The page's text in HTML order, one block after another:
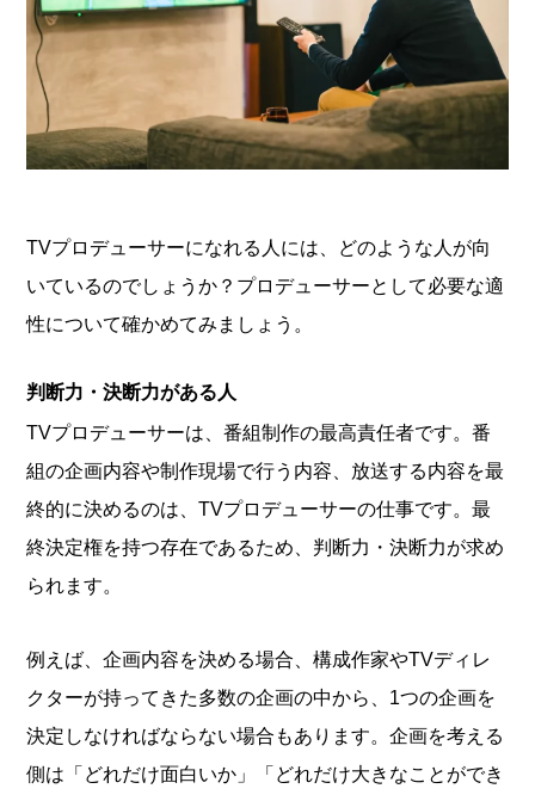
TVプロデューサーになれる人には、どのような人が向
いているのでしょうか？プロデューサーとして必要な適
性について確かめてみましょう。
判断力・決断力がある人
TVプロデューサーは、番組制作の最高責任者です。番
組の企画内容や制作現場で行う内容、放送する内容を最
終的に決めるのは、TVプロデューサーの仕事です。最
終決定権を持つ存在であるため、判断力・決断力が求め
られます。
例えば、企画内容を決める場合、構成作家やTVディレ
クターが持ってきた多数の企画の中から、1つの企画を
決定しなければならない場合もあります。企画を考える
側は「どれだけ面白いか」「どれだけ大きなことができ